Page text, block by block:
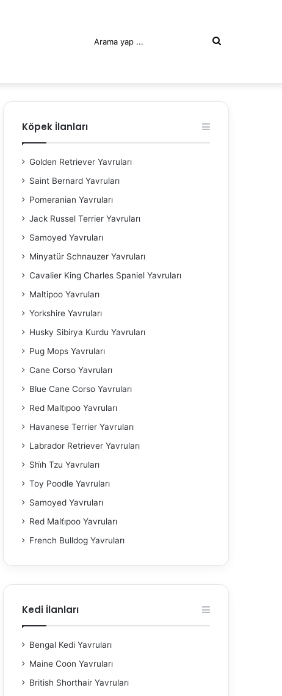
Köpek İlanları
Golden Retriever Yavruları
Saint Bernard Yavruları
Pomeranian Yavruları
Jack Russel Terrier Yavruları
Samoyed Yavruları
Minyatür Schnauzer Yavruları
Cavalier King Charles Spaniel​ Yavruları
Maltipoo Yavruları
Yorkshire Yavruları
Husky Sibirya Kurdu Yavruları
Pug Mops Yavruları
Cane Corso Yavruları
Blue Cane Corso Yavruları
Red Malti̇poo Yavruları
Havanese Terrier Yavruları
Labrador Retriever Yavruları
Shi̇h Tzu Yavruları
Toy Poodle Yavruları
Samoyed Yavruları
Red Malti̇poo Yavruları
French Bulldog Yavruları
Kedi İlanları
Bengal Kedi Yavruları
Maine Coon Yavruları
British Shorthair Yavruları